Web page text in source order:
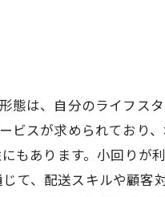
態は、自分のライフス
ビスが求められており
もあります。小回りが
て、配送スキルや顧客